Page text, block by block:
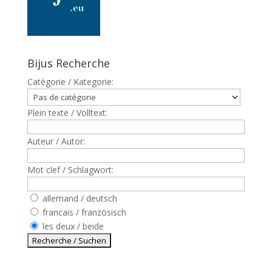
Bijus Recherche
Catègorie / Kategorie:
Plein texte / Volltext:
Auteur / Autor:
Mot clef / Schlagwort:
allemand / deutsch
francais / französisch
les deux / beide